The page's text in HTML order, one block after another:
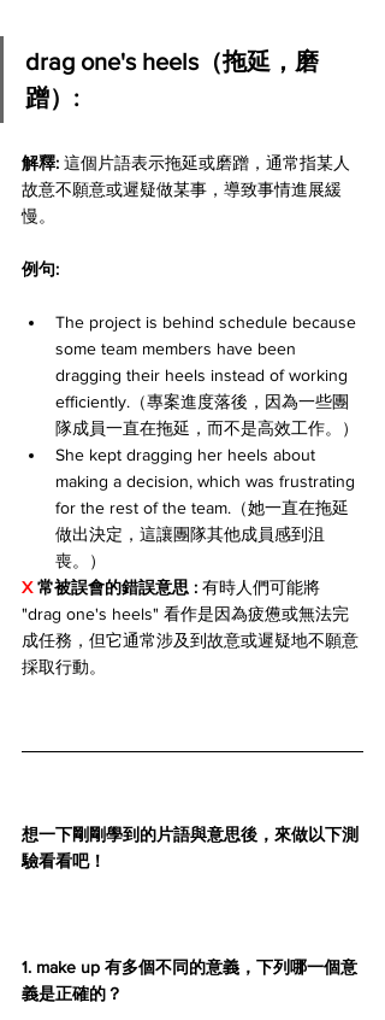
drag one's heels（拖延，磨
蹭）:
解釋: 這個片語表示拖延或磨蹭，通常指某人
故意不願意或遲疑做某事，導致事情進展緩
慢。
例句:
The project is behind schedule because
some team members have been
dragging their heels instead of working
efficiently.（專案進度落後，因為一些團
隊成員一直在拖延，而不是高效工作。）
She kept dragging her heels about
making a decision, which was frustrating
for the rest of the team.（她一直在拖延
做出決定，這讓團隊其他成員感到沮
喪。）
X 常被誤會的錯誤意思 : 有時人們可能將
"drag one's heels" 看作是因為疲憊或無法完
成任務，但它通常涉及到故意或遲疑地不願意
採取行動。
想一下剛剛學到的片語與意思後，來做以下測
驗看看吧！
1. make up 有多個不同的意義，下列哪一個意
義是正確的？